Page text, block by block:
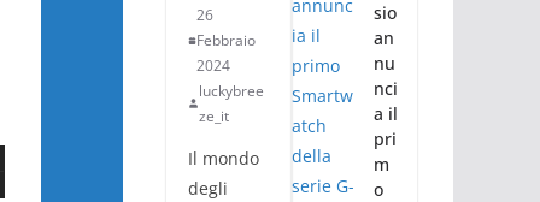
26
Febbraio
2024
luckybree
ze_it
Il mondo
degli
sio
an
nu
nci
a il
pri
m
o